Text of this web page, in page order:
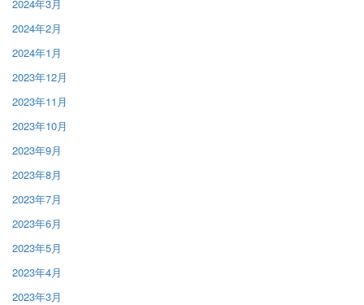
2024年3月
2024年2月
2024年1月
2023年12月
2023年11月
2023年10月
2023年9月
2023年8月
2023年7月
2023年6月
2023年5月
2023年4月
2023年3月